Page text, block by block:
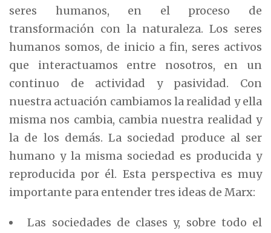
seres humanos, en el proceso de
transformación con la naturaleza. Los seres
humanos somos, de inicio a fin, seres activos
que interactuamos entre nosotros, en un
continuo de actividad y pasividad. Con
nuestra actuación cambiamos la realidad y ella
misma nos cambia, cambia nuestra realidad y
la de los demás. La sociedad produce al ser
humano y la misma sociedad es producida y
reproducida por él. Esta perspectiva es muy
importante para entender tres ideas de Marx:
Las sociedades de clases y, sobre todo el